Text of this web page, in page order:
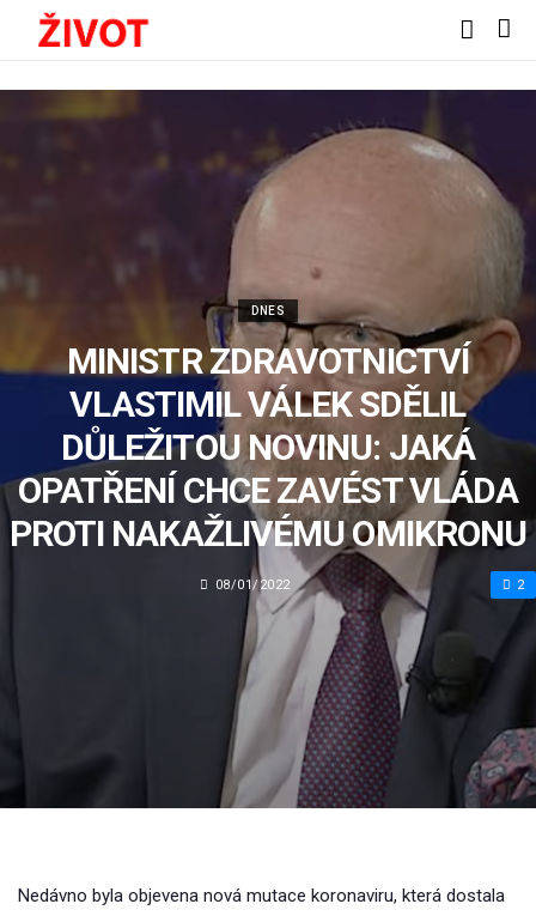
DNES
MINISTR ZDRAVOTNICTVÍ
VLASTIMIL VÁLEK SDĚLIL
DŮLEŽITOU NOVINU: JAKÁ
OPATŘENÍ CHCE ZAVÉST VLÁDA
PROTI NAKAŽLIVÉMU OMIKRONU
08/01/2022 2
Nedávno byla objevena nová mutace koronaviru, která dostala